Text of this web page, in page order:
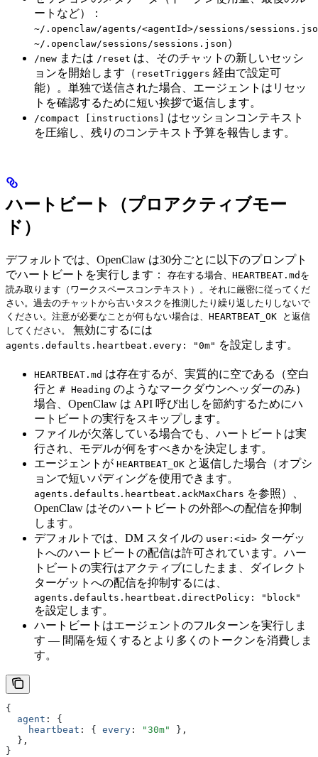
ートなど）：
~/.openclaw/agents/<agentId>/sessions/
~/.openclaw/sessions/sessions.json ）
/new または /reset は、そのチャットの新しいセッシ
ョンを開始します（ resetTriggers 経由で設定可
能）。単独で送信された場合、エージェントはリセッ
トを確認するために短い挨拶で返信します。
/compact [instructions]
はセッションコンテキスト
を圧縮し、残りのコンテキスト予算を報告します。
ハートビート（プロアクティブモー
ド）
デフォルトでは、OpenClaw は30分ごとに以下のプロンプト
でハートビートを実行します： 存在する場合、HEARTBEAT.mdを
読み取ります（ワークスペースコンテキスト）。それに厳密に従ってくだ
さい。過去のチャットから古いタスクを推測したり繰り返したりしないで
ください。注意が必要なことが何もない場合は、HEARTBEAT_OK と返信
してください。
無効にするには
agents.defaults.heartbeat.every: "0m" を設定します。
HEARTBEAT.md は存在するが、実質的に空である（空白
行と # Heading のようなマークダウンヘッダーのみ）
場合、OpenClaw は API 呼び出しを節約するためにハ
ートビートの実行をスキップします。
ファイルが欠落している場合でも、ハートビートは実
行され、モデルが何をすべきかを決定します。
エージェントが HEARTBEAT_OK と返信した場合（オプシ
ョンで短いパディングを使用できます。
agents.defaults.heartbeat.ackMaxChars を参照）、
OpenClaw はそのハートビートの外部への配信を抑制
します。
デフォルトでは、DM スタイルの user:<id> ターゲッ
トへのハートビートの配信は許可されています。ハー
トビートの実行はアクティブにしたまま、ダイレクト
ターゲットへの配信を抑制するには、
agents.defaults.heartbeat.directPolicy: "block"
を設定します。
ハートビートはエージェントのフルターンを実行しま
す — 間隔を短くするとより多くのトークンを消費しま
す。
{
  agent
:
{
    heartbeat
: { every : "30m" } ,
  }
,
}